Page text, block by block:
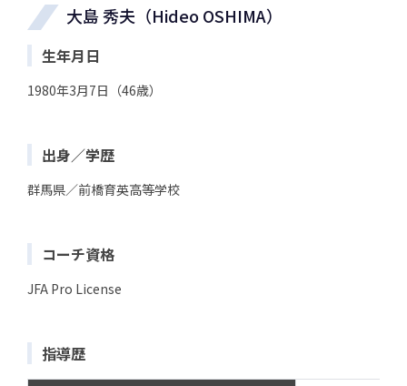
大島 秀夫（Hideo OSHIMA）
生年月日
1980年3月7日（46歳）
出身／学歴
群馬県／前橋育英高等学校
コーチ資格
JFA Pro License
指導歴